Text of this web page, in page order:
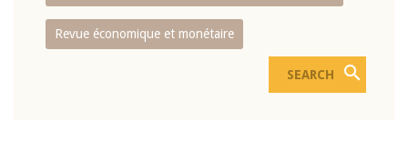
Revue économique et monétaire